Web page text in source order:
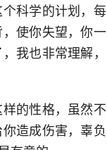
科学的计划，
使你失望，你
我也非常理解
的性格，虽然
造成伤害，辜